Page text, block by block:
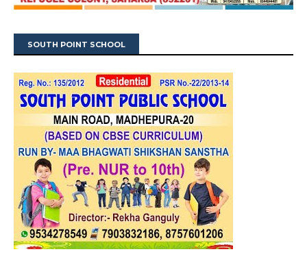
SOUTH POINT SCHOOL